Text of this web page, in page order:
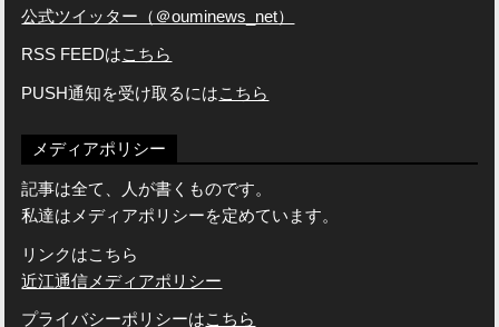
公式ツイッター（＠ouminews_net）
RSS FEEDはこちら
PUSH通知を受け取るにはこちら
メディアポリシー
記事は全て、人が書くものです。
私達はメディアポリシーを定めています。
リンクはこちら
近江通信メディアポリシー
プライバシーポリシーはこちら